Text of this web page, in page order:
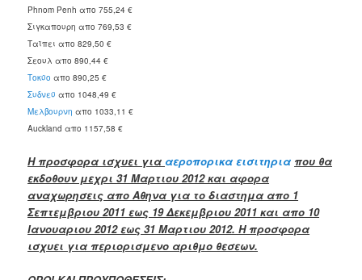
Phnom Penh απο 755,24 €
Σιγκαπουρη απο 769,53 €
Ταϊπει απο 829,50 €
Σεουλ απο 890,44 €
Τοκϋοαπο 890,25 €
Συδνεϋαπο 1048,49 €
Μελβουρνηαπο 1033,11 €
Auckland απο 1157,58 €
Η προσφορα ισχυει για αεροπορικα εισιτηρια που θα
εκδοθουν μεχρι 31 Μαρτιου 2012 και αφορα
αναχωρησεις απο Αθηνα για το διαστημα απο 1
Σεπτεμβριου 2011 εως 19 Δεκεμβριου 2011 και απο 10
Ιανουαριου 2012 εως 31 Μαρτιου 2012. Η προσφορα
ισχυει για περιορισμενο αριθμο θεσεων.